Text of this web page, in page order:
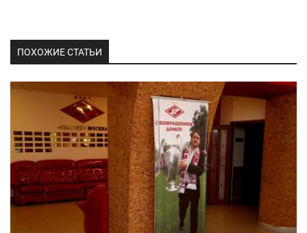
ПОХОЖИЕ СТАТЬИ